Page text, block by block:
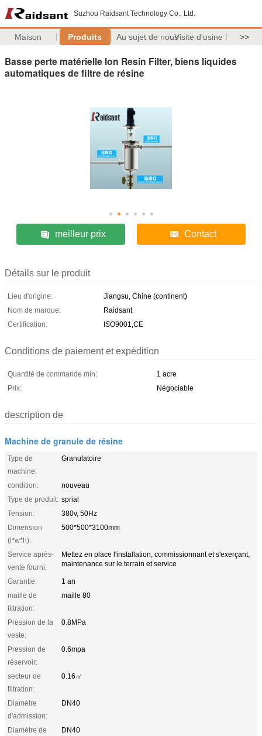
Suzhou Raidsant Technology Co., Ltd.
Maison Produits Au sujet de nousVisite d'usine >>
Basse perte matérielle Ion Resin Filter, biens liquides
automatiques de filtre de résine
meilleur prix Contact
Détails sur le produit
Lieu d'origine:
Jiangsu, Chine (continent)
Nom de marque:
Raidsant
Certification:
ISO9001,CE
Conditions de paiement et expédition
Quantité de commande min:
1 acre
Prix:
Négociable
description de
Machine de granule de résine
Type de
machine:
Granulatoire
condition:
nouveau
Type de produit: sprial
Tension:
380v, 50Hz
Dimension
(l*w*h):
500*500*3100mm
Service après-
vente fourni:
Mettez en place l'installation, commissionnant et s'exerçant,
maintenance sur le terrain et service
Garantie:
1 an
maille de
filtration:
maille 80
Pression de la
veste:
0.8MPa
Pression de
réservoir:
0.6mpa
secteur de
filtration:
0.16㎡
Diamètre
d'admission:
DN40
Diamètre de
DN40